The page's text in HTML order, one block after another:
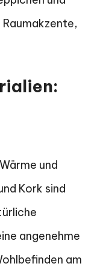
und
Kork sind
angenehme
am